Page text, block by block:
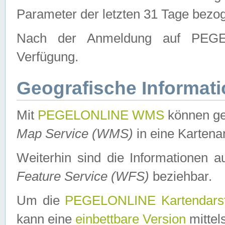
Parameter der letzten 31 Tage
Nach der Anmeldung auf
Verfügung.
Geografische
Mit PEGELONLINE WMS können
Map Service (WMS) in eine
Weiterhin sind die Informationen
Feature Service (WFS) beziehbar.
Um die PEGELONLINE
kann eine einbettbare Version